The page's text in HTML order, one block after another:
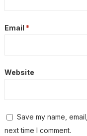
Email *
Website
Save my name,
next time I comment.